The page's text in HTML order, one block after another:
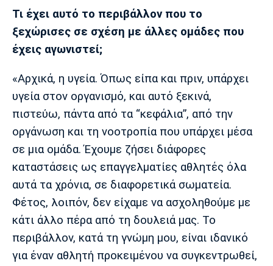
Τι έχει αυτό το περιβάλλον που το
ξεχώρισες σε σχέση με άλλες ομάδες που
έχεις αγωνιστεί;
«Αρχικά, η υγεία. Όπως είπα και πριν, υπάρχει
υγεία στον οργανισμό, και αυτό ξεκινά,
πιστεύω, πάντα από τα “κεφάλια”, από την
οργάνωση και τη νοοτροπία που υπάρχει μέσα
σε μια ομάδα. Έχουμε ζήσει διάφορες
καταστάσεις ως επαγγελματίες αθλητές όλα
αυτά τα χρόνια, σε διαφορετικά σωματεία.
Φέτος, λοιπόν, δεν είχαμε να ασχοληθούμε με
κάτι άλλο πέρα από τη δουλειά μας. Το
περιβάλλον, κατά τη γνώμη μου, είναι ιδανικό
για έναν αθλητή προκειμένου να συγκεντρωθεί,